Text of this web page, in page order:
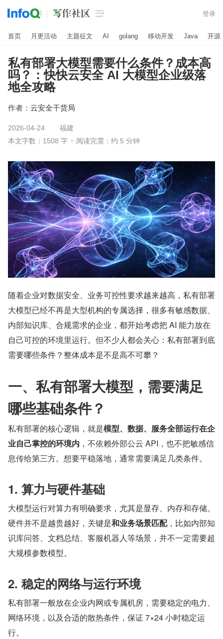
 登录
首页 月更活动 主题征文 AI golang 移动开发 Java 开源
私有部署大模型需要什么条件？成本高
吗？：快快云安全 AI 大模型企业级落
地全攻略
作者： 云安全干货局
2026-04-24
福建
本文字数：1508 字
阅读完需：约 5 分钟
随着企业对数据安全、业务可控性要求越来越高，私有部署
大模型已经不再是大型机构的专属选择，很多有敏感数据、
内部知识库、合规需求的企业，都开始考虑把 AI 能力放在
自己可控的环境里运行。但不少人都会关心：私有部署到底
需要哪些条件？整体成本是不是高不可攀？
一、私有部署大模型，需要满足
哪些基础条件？
私有部署的核心逻辑，就是模型、数据、服务全部运行在企
业自己掌控的环境内 ，不依赖外部公云 API，也不把敏感信
息传给第三方。想要平稳落地，通常需要满足几类条件。
1. 算力与硬件基础
大模型运行对算力有明确要求，尤其是显存、内存和存储。
硬件并不是越贵越好，关键是和业务场景匹配，比如内部知
识库问答、文档总结、客服机器人等场景，并不一定需要超
大规模参数模型。
2. 稳定的网络与运行环境
私有部署一般放在企业内网或专属机房，需要稳定的电力、
网络环境，以及合适的散热条件，保证 7×24 小时稳定运
行。